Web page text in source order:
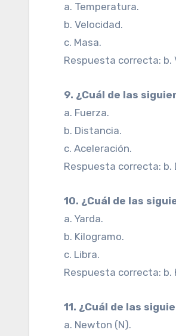
a. Temperatura.
b. Velocidad.
c. Masa.
Respuesta correcta: b.
9. ¿Cuál de las
a. Fuerza.
b. Distancia.
c. Aceleración.
Respuesta correcta: b.
10. ¿Cuál de las
a. Yarda.
b. Kilogramo.
c. Libra.
Respuesta correcta: b.
11. ¿Cuál de las
a. Newton (N).